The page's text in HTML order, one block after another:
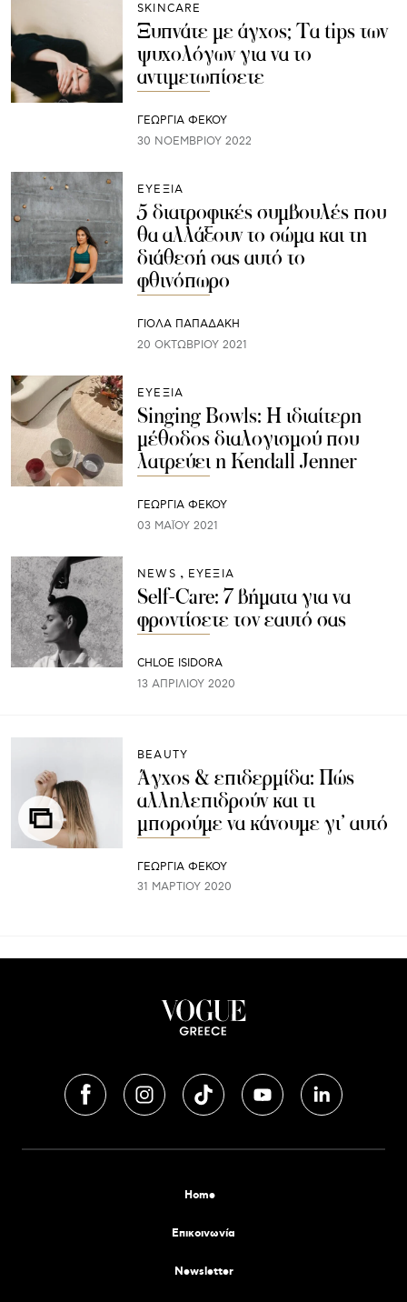
SKINCARE
Ξυπνάτε με άγχος; Τα tips των
ψυχολόγων για να το
αντιμετωπίσετε
ΓΕΩΡΓΙΑ ΦΕΚΟΥ
30 ΝΟΕΜΒΡΊΟΥ 2022
ΕΥΕΞΙΑ
5 διατροφικές συμβουλές που
θα αλλάξουν το σώμα και τη
διάθεσή σας αυτό το
φθινόπωρο
ΓΙΌΛΑ ΠΑΠΑΔΆΚΗ
20 ΟΚΤΩΒΡΊΟΥ 2021
ΕΥΕΞΙΑ
Singing Bowls: Η ιδιαίτερη
μέθοδος διαλογισμού που
λατρεύει η Kendall Jenner
ΓΕΩΡΓΙΑ ΦΕΚΟΥ
03 ΜΑΪ́ΟΥ 2021
NEWS ΕΥΕΞΙΑ
Self-Care: 7 βήματα για να
φροντίσετε τον εαυτό σας
CHLOE ISIDORA
13 ΑΠΡΙΛΊΟΥ 2020
BEAUTY
Άγχος & επιδερμίδα: Πώς
αλληλεπιδρούν και τι
μπορούμε να κάνουμε γι’ αυτό
ΓΕΩΡΓΙΑ ΦΕΚΟΥ
31 ΜΑΡΤΊΟΥ 2020
Home
Επικοινωνία
Newsletter